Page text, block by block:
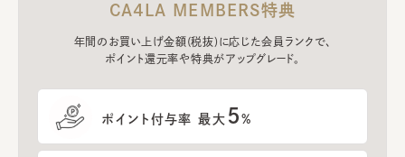
CA4LA MEMBERS特典
年間のお買い上げ金額(税抜)に応じた会員ランクで、
ポイント還元率や特典がアップグレード。
ポイント付与率 最大 5%